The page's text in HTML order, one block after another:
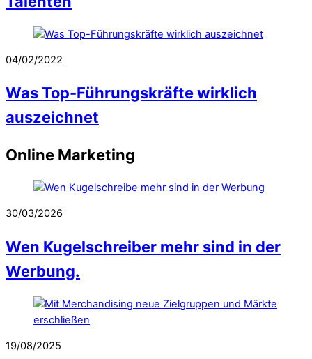
04/02/2022
Was Top-Führungskräfte wirklich
auszeichnet
Online Marketing
30/03/2026
Wen Kugelschreiber mehr sind in der
Werbung.
19/08/2025